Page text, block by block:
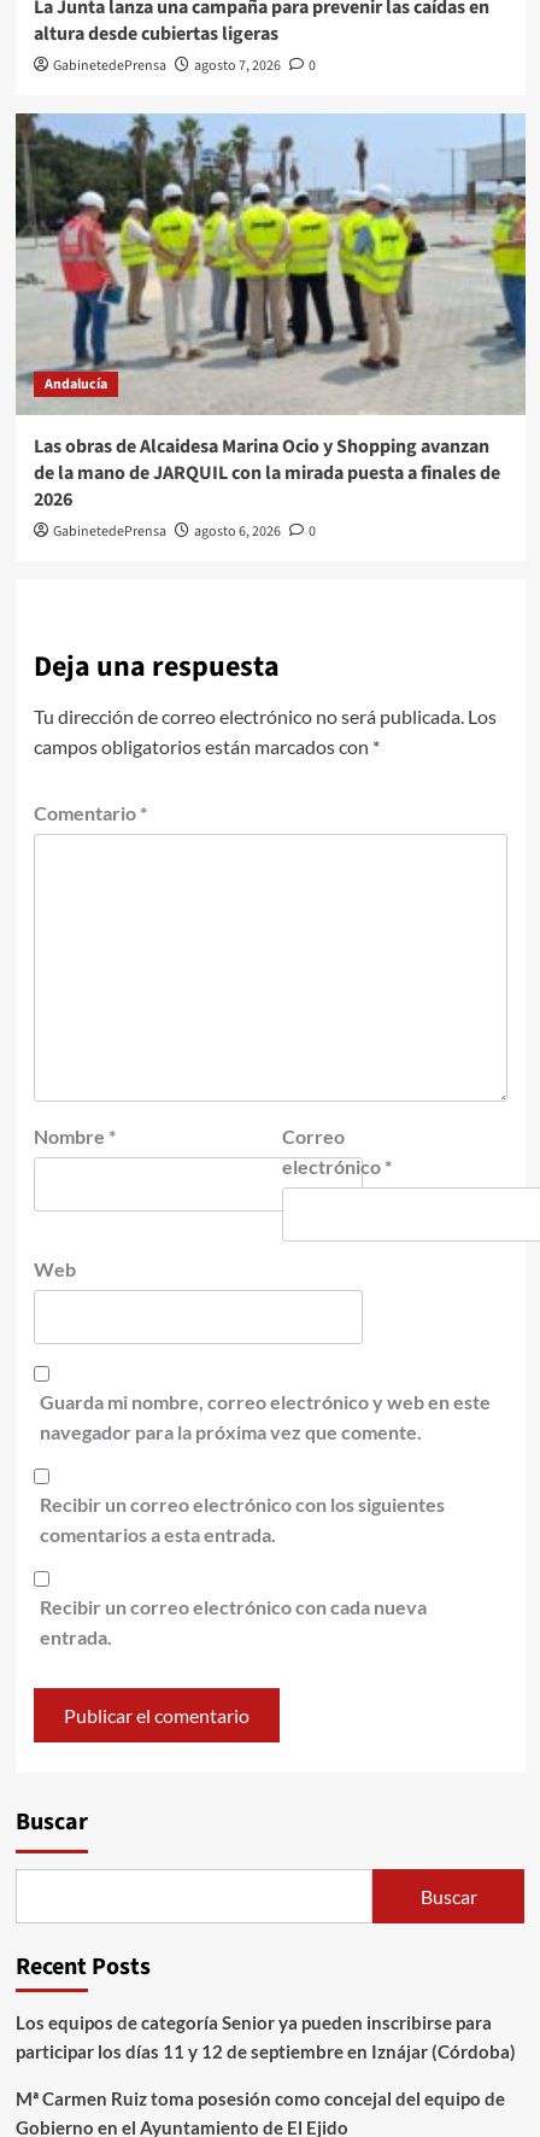
La Junta lanza una campaña para prevenir las caídas en
altura desde cubiertas ligeras
GabinetedePrensa agosto 7, 2026 0
Andalucía
Las obras de Alcaidesa Marina Ocio y Shopping avanzan
de la mano de JARQUIL con la mirada puesta a finales de
2026
GabinetedePrensa agosto 6, 2026 0
Deja una respuesta
Tu dirección de correo electrónico no será publicada. Los
campos obligatorios están marcados con *
Comentario *
Nombre *
Correo
electrónico *
Web
Guarda mi nombre, correo electrónico y web en este
navegador para la próxima vez que comente.
Recibir un correo electrónico con los siguientes
comentarios a esta entrada.
Recibir un correo electrónico con cada nueva
entrada.
Buscar
Buscar
Recent Posts
Los equipos de categoría Senior ya pueden inscribirse para
participar los días 11 y 12 de septiembre en Iznájar (Córdoba)
Mª Carmen Ruiz toma posesión como concejal del equipo de
Gobierno en el Ayuntamiento de El Ejido